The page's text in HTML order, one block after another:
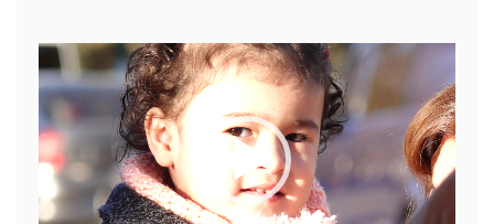
Reproductor
de
video